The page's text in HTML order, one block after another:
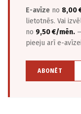
E-avīze no 8,00
lietotnēs. Vai
no 9,50 €/mēn.
pieeju arī e-
ABONĒT